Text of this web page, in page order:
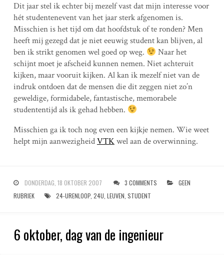
Dit jaar stel ik echter bij mezelf vast dat mijn interesse voor
hét studentenevent van het jaar sterk afgenomen is.
Misschien is het tijd om dat hoofdstuk of te ronden? Men
heeft mij gezegd dat je niet eeuwig student kan blijven, al
ben ik strikt genomen wel goed op weg.
Naar het
schijnt moet je afscheid kunnen nemen. Niet achteruit
kijken, maar vooruit kijken. Al kan ik mezelf niet van de
indruk ontdoen dat de mensen die dit zeggen niet zo’n
geweldige, formidabele, fantastische, memorabele
studententijd als ik gehad hebben.
Misschien ga ik toch nog even een kijkje nemen. Wie weet
helpt mijn aanwezigheidVTKwel aan de overwinning.
DONDERDAG, 18 OKTOBER 2007 3 COMMENTS
GEEN
RUBRIEK
24-URENLOOP, 24U LEUVEN STUDENT
6 oktober, dag van de ingenieur